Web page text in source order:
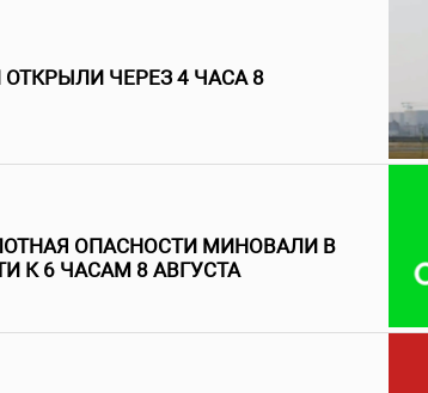
ЧЕРЕЗ 4 ЧАСА 8
ОПАСНОСТИ МИНОВАЛИ В
К 6 ЧАСАМ 8 АВГУСТА